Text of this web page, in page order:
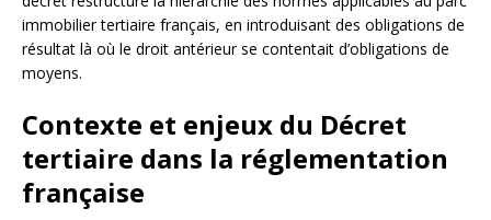
immobilier tertiaire français, en introduisant des obligations de
résultat là où le droit antérieur se contentait d’obligations de
moyens.
Contexte et enjeux du Décret
tertiaire dans la réglementation
française